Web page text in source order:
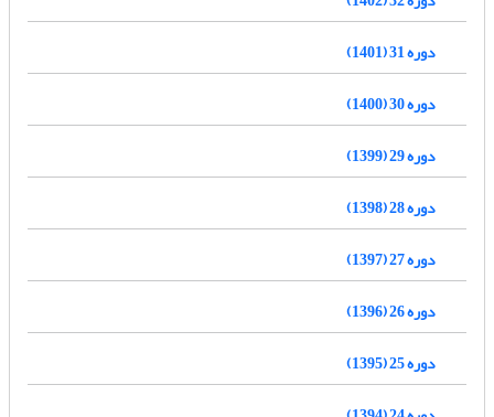
دوره 31 (1401)
دوره 30 (1400)
دوره 29 (1399)
دوره 28 (1398)
دوره 27 (1397)
دوره 26 (1396)
دوره 25 (1395)